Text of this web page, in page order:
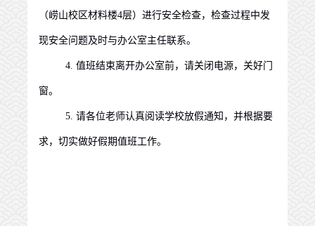
（崂山校区材料楼4层）进行安全检查，检查过程中发
现安全问题及时与办公室主任联系。
4.值班结束离开办公室前，请关闭电源，关好门
窗。
5.请各位老师认真阅读学校放假通知，并根据要
求，切实做好假期值班工作。